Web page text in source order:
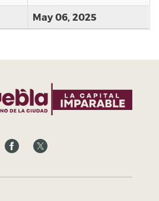
May 06, 2025